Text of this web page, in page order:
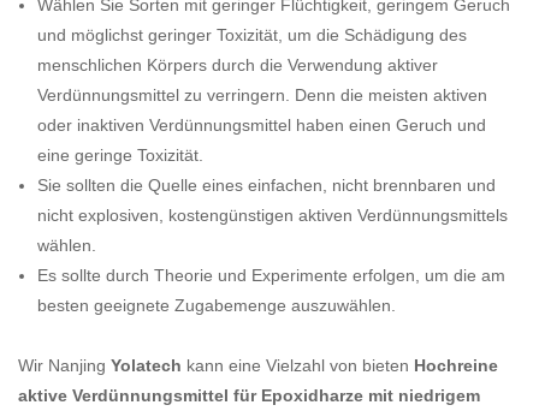
Wählen Sie Sorten mit geringer Flüchtigkeit, geringem Geruch
und möglichst geringer Toxizität, um die Schädigung des
menschlichen Körpers durch die Verwendung aktiver
Verdünnungsmittel zu verringern. Denn die meisten aktiven
oder inaktiven Verdünnungsmittel haben einen Geruch und
eine geringe Toxizität.
Sie sollten die Quelle eines einfachen, nicht brennbaren und
nicht explosiven, kostengünstigen aktiven Verdünnungsmittels
wählen.
Es sollte durch Theorie und Experimente erfolgen, um die am
besten geeignete Zugabemenge auszuwählen.
Wir Nanjing Yolatech kann eine Vielzahl von bieten Hochreine
aktive Verdünnungsmittel für Epoxidharze mit niedrigem